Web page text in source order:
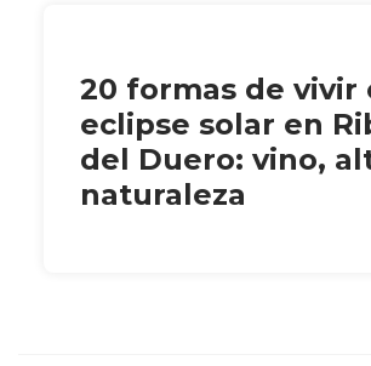
20 formas de vivir
eclipse solar en
del Duero: vino,
naturaleza